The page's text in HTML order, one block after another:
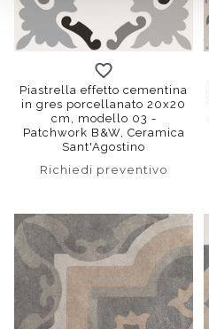
Piastrella effetto cementina
in gres porcellanato 20x20
cm, modello 03 -
Patchwork B&W, Ceramica
Sant'Agostino
Richiedi preventivo